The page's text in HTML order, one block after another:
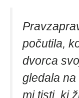
počutila,
dvorca
gledala na
mi tisti, ki